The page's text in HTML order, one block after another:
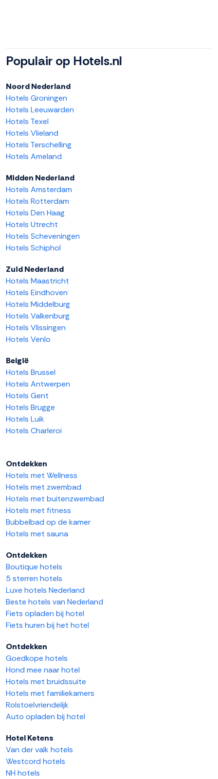
Populair op Hotels.nl
Noord Nederland
Hotels Groningen
Hotels Leeuwarden
Hotels Texel
Hotels Vlieland
Hotels Terschelling
Hotels Ameland
Midden Nederland
Hotels Amsterdam
Hotels Rotterdam
Hotels Den Haag
Hotels Utrecht
Hotels Scheveningen
Hotels Schiphol
Zuid Nederland
Hotels Maastricht
Hotels Eindhoven
Hotels Middelburg
Hotels Valkenburg
Hotels Vlissingen
Hotels Venlo
België
Hotels Brussel
Hotels Antwerpen
Hotels Gent
Hotels Brugge
Hotels Luik
Hotels Charleroi
Ontdekken
Hotels met Wellness
Hotels met zwembad
Hotels met buitenzwembad
Hotels met fitness
Bubbelbad op de kamer
Hotels met sauna
Ontdekken
Boutique hotels
5 sterren hotels
Luxe hotels Nederland
Beste hotels van Nederland
Fiets opladen bij hotel
Fiets huren bij het hotel
Ontdekken
Goedkope hotels
Hond mee naar hotel
Hotels met bruidssuite
Hotels met familiekamers
Rolstoelvriendelijk
Auto opladen bij hotel
Hotel Ketens
Van der valk hotels
Westcord hotels
NH hotels